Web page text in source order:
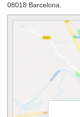
08018 Barcelona.